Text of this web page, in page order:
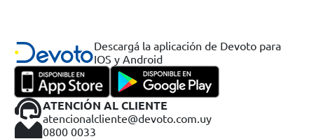
Descargá la aplicación de Devoto para
IOS y Android
ATENCIÓN AL CLIENTE
atencionalcliente@devoto.com.uy
0800 0033